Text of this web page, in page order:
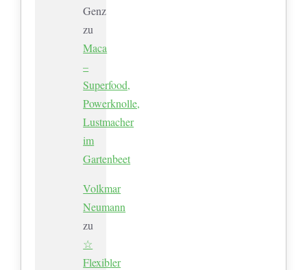
Genz
zu
Maca
–
Superfood,
Powerknolle,
Lustmacher
im
Gartenbeet
Volkmar
Neumann
zu
☆
Flexibler